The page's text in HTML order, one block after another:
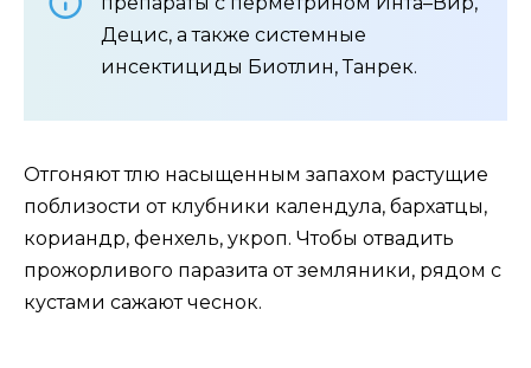
Децис, а также системные
инсектициды Биотлин, Танрек.
Отгоняют тлю насыщенным запахом растущие
поблизости от клубники календула, бархатцы,
кориандр, фенхель, укроп. Чтобы отвадить
прожорливого паразита от земляники, рядом с
кустами сажают чеснок.